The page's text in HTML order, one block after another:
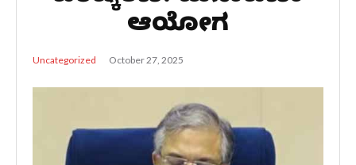
ಆಯೋಗ
Uncategorized October 27, 2025